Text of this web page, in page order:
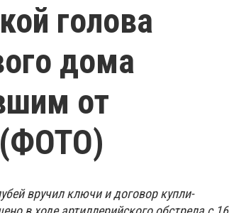
голова
дома
от
(ФОТО)
вручил ключи и договор купли-